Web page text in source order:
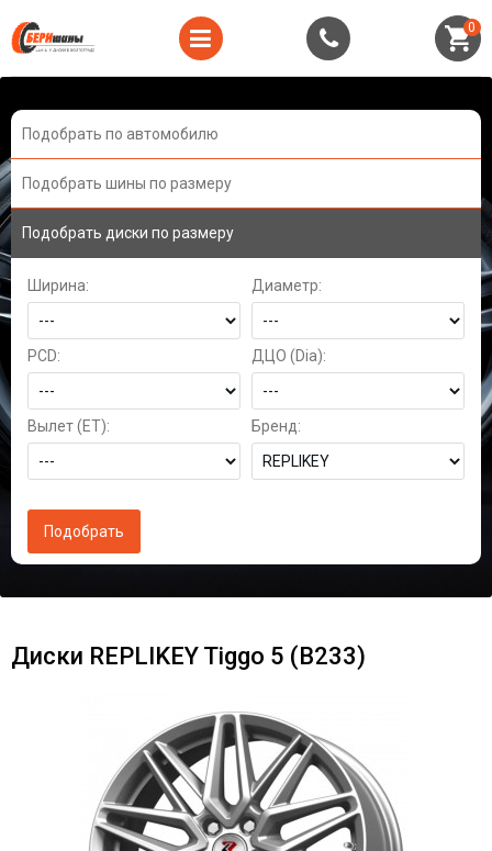
0
Подобрать по автомобилю
Подобрать шины по размеру
Подобрать диски по размеру
Ширина: Диаметр:
PCD: ДЦО (Dia):
Вылет (ET): Бренд:
Диски RЕPLIKEY Tiggo 5 (B233)